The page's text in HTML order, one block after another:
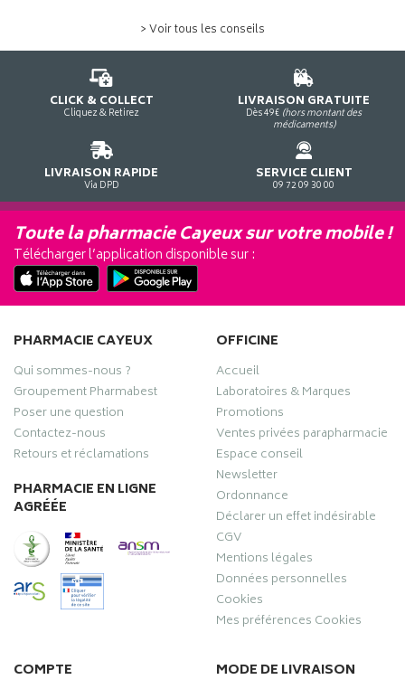
> Voir tous les conseils
CLICK & COLLECT
Cliquez & Retirez
LIVRAISON GRATUITE
Dès 49€ (hors montant des
médicaments)
LIVRAISON RAPIDE
Via DPD
SERVICE CLIENT
09 72 09 30 00
Toute la pharmacie Cayeux sur votre mobile !
Télécharger l’application disponible sur :
PHARMACIE CAYEUX
Qui sommes-nous ?
Groupement Pharmabest
Poser une question
Contactez-nous
Retours et réclamations
PHARMACIE EN LIGNE
AGRÉÉE
OFFICINE
Accueil
Laboratoires & Marques
Promotions
Ventes privées parapharmacie
Espace conseil
Newsletter
Ordonnance
Déclarer un effet indésirable
CGV
Mentions légales
Données personnelles
Cookies
Mes préférences Cookies
COMPTE MODE DE LIVRAISON